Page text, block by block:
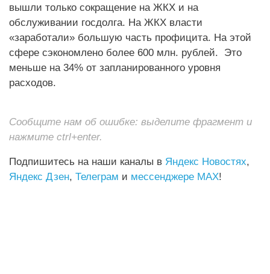
вышли только сокращение на ЖКХ и на
обслуживании госдолга. На ЖКХ власти
«заработали» большую часть профицита. На этой
сфере сэкономлено более 600 млн. рублей. Это
меньше на 34% от запланированного уровня
расходов.
Сообщите нам об ошибке: выделите фрагмент и
нажмите ctrl+enter.
Подпишитесь на наши каналы в Яндекс Новостях,
Яндекс Дзен, Телеграм и мессенджере MAX!